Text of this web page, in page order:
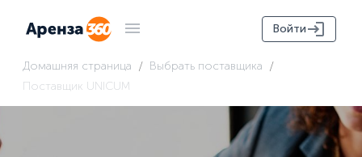
Войти
Домашняя страница / Выбрать поставщика /
Поставщик UNICUM